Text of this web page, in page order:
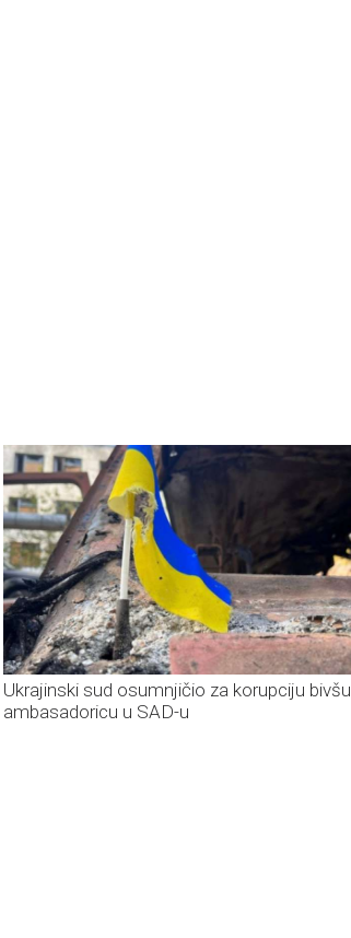
Ukrajinski sud osumnjičio za korupciju bivšu
ambasadoricu u SAD-u